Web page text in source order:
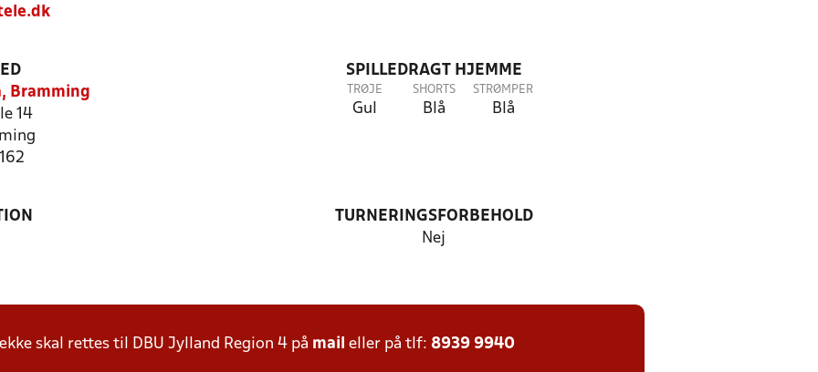
Bramming
14
SPILLEDRAGT HJEMME
TRØJE
Gul
SHORTS
Blå
STRØMPER
Blå
TURNERINGSFORBEHOLD
Nej
skal rettes til DBU Jylland Region 4 på mail eller på tlf: 8939 9940